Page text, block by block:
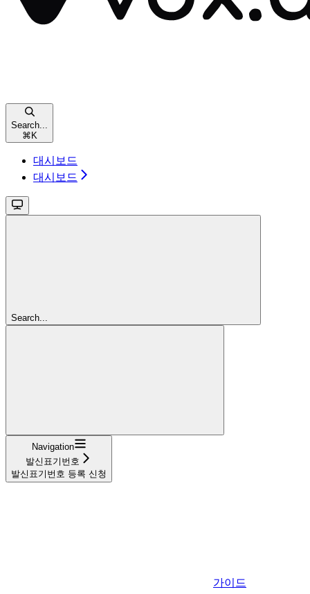
Search...
⌘ K
대시보드
대시보드
Search...
Navigation
발신표기번호
발신표기번호 등록 신청
가이드